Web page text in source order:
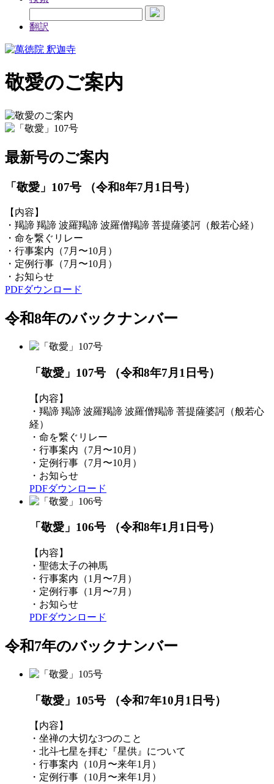
翻訳
敬愛のご案内
最新号のご案内
「敬愛」107号 （令和8年7月1日号）
【内容】
・羯諦 羯諦 波羅羯諦 波羅僧羯諦 菩提薩婆訶（般若心経）
・命を繋ぐリレー
・行事案内（7月〜10月）
・定例行事（7月〜10月）
・お知らせ
PDFダウンロード
令和8年のバックナンバー
「敬愛」107号 （令和8年7月1日号）
【内容】
・羯諦 羯諦 波羅羯諦 波羅僧羯諦 菩提薩婆訶（般若心
経）
・命を繋ぐリレー
・行事案内（7月〜10月）
・定例行事（7月〜10月）
・お知らせ
PDFダウンロード
「敬愛」106号 （令和8年1月1日号）
【内容】
・聖徳太子の神馬
・行事案内（1月〜7月）
・定例行事（1月〜7月）
・お知らせ
PDFダウンロード
令和7年のバックナンバー
「敬愛」105号 （令和7年10月1日号）
【内容】
・坐禅の大切な3つのこと
・北斗七星を拝む『星供』について
・行事案内（10月〜来年1月）
・定例行事（10月〜来年1月）